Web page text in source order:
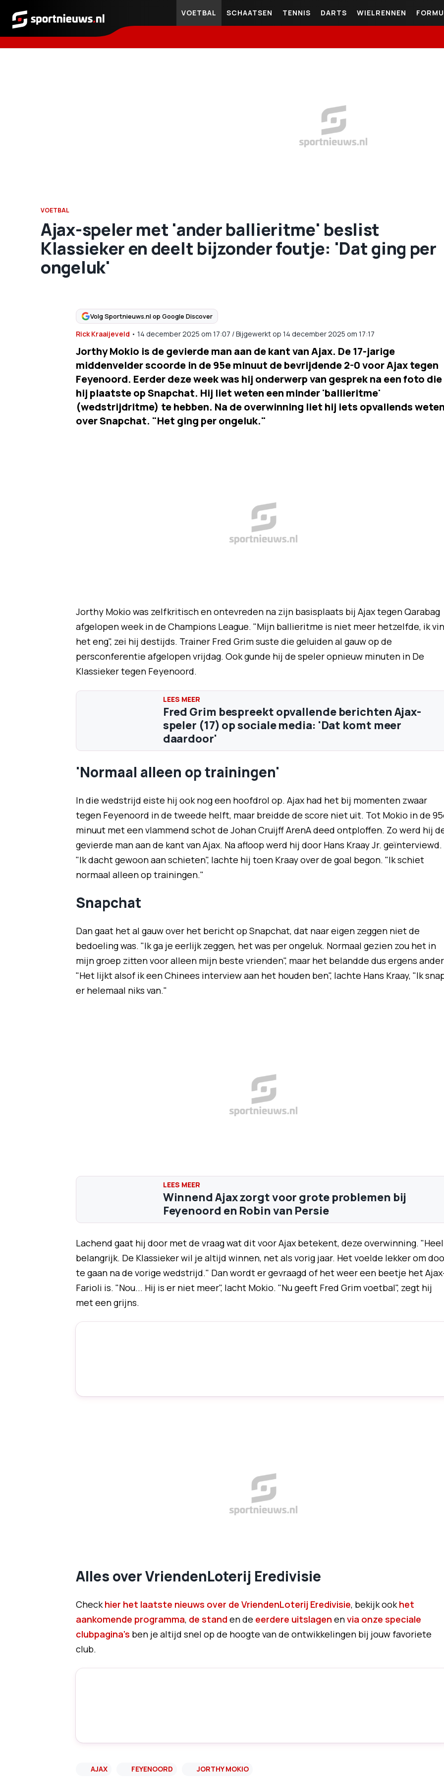
Sportnieuws.nl
VOETBAL SCHAATSEN TENNIS DARTS WIELRENNEN
VOETBAL
Ajax-speler met 'ander ballieritme' beslist
Klassieker en deelt bijzonder foutje: 'Dat ging per
ongeluk'
Volg Sportnieuws.nl op Google Discover
Rick Kraaijeveld • 14 december 2025 om 17:07 /Bijgewerkt op 14 december 2025 om 17:17
Jorthy Mokio is de gevierde man aan de kant van Ajax. De 17-jarige
middenvelder scoorde in de 95e minuut de bevrijdende 2-0 voor Ajax tegen
Feyenoord. Eerder deze week was hij onderwerp van gesprek na een foto die
hij plaatste op Snapchat. Hij liet weten een minder 'ballieritme'
(wedstrijdritme) te hebben. Na de overwinning liet hij iets opvallends
over Snapchat. "Het ging per ongeluk."
Jorthy Mokio was zelfkritisch en ontevreden na zijn basisplaats bij Ajax tegen Qarabag
afgelopen week in de Champions League. "Mijn ballieritme is niet meer hetzelfde, ik
het eng", zei hij destijds. Trainer Fred Grim suste die geluiden al gauw op de
persconferentie afgelopen vrijdag. Ook gunde hij de speler opnieuw minuten in De
Klassieker tegen Feyenoord.
Fred Grim bespreekt opvallende berichten Ajax-
speler (17) op sociale media: 'Dat komt meer
daardoor'
'Normaal alleen op trainingen'
In die wedstrijd eiste hij ook nog een hoofdrol op. Ajax had het bij momenten zwaar
tegen Feyenoord in de tweede helft, maar breidde de score niet uit. Tot Mokio in de
minuut met een vlammend schot de Johan Cruijff ArenA deed ontploffen. Zo werd hij
gevierde man aan de kant van Ajax. Na afloop werd hij door Hans Kraay Jr. geïnterviewd.
"Ik dacht gewoon aan schieten", lachte hij toen Kraay over de goal begon. "Ik schiet
normaal alleen op trainingen."
Snapchat
Dan gaat het al gauw over het bericht op Snapchat, dat naar eigen zeggen niet de
bedoeling was. "Ik ga je eerlijk zeggen, het was per ongeluk. Normaal gezien zou het in
mijn groep zitten voor alleen mijn beste vrienden", maar het belandde dus ergens
"Het lijkt alsof ik een Chinees interview aan het houden ben", lachte Hans Kraay, "Ik
er helemaal niks van."
Winnend Ajax zorgt voor grote problemen bij
Feyenoord en Robin van Persie
Lachend gaat hij door met de vraag wat dit voor Ajax betekent, deze overwinning. "Heel
belangrijk. De Klassieker wil je altijd winnen, net als vorig jaar. Het voelde lekker om
te gaan na de vorige wedstrijd." Dan wordt er gevraagd of het weer een beetje het
Farioli is. "Nou... Hij is er niet meer", lacht Mokio. "Nu geeft Fred Grim voetbal", zegt hij
met een grijns.
Alles over VriendenLoterij Eredivisie
Checkhier het laatste nieuws over de VriendenLoterij Eredivisie, bekijk ookhet
aankomende programma, de stand en de eerdere uitslagen envia onze speciale
clubpagina's ben je altijd snel op de hoogte van de ontwikkelingen bij jouw favoriete
club.
AJAX FEYENOORD JORTHY MOKIO